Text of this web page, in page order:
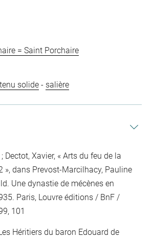
= Saint Porchaire
solide - salière
Dectot, Xavier, « Arts du feu de la
», dans Prevost-Marcilhacy, Pauline
Une dynastie de mécènes en
Paris, Louvre éditions / BnF /
101
Héritiers du baron Edouard de